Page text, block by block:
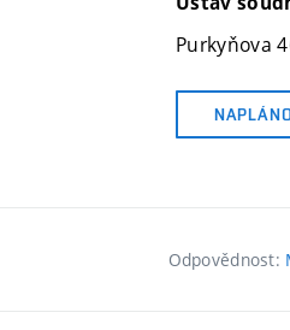
Purkyňova
Odpovědnost: